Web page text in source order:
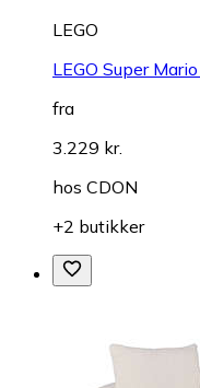
LEGO
LEGO Super
fra
3.229 kr.
hos CDON
+2 butikker